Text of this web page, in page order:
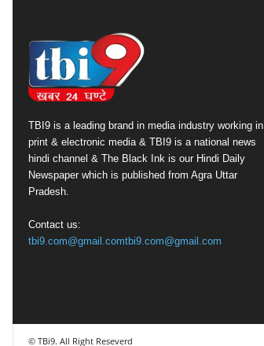
TBI9 is a leading brand in media industry working in
print & electronic media & TBI9 is a national news
hindi channel & The Black Ink is our Hindi Daily
Newspaper which is published from Agra Uttar
Pradesh.
Contact us:
tbi9.com@gmail.comtbi9.com@gmail.com
© TBi9. All Right Reseverd